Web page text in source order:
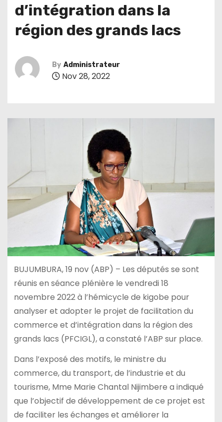
d’intégration dans la
région des grands lacs
By Administrateur
Nov 28, 2022
BUJUMBURA, 19 nov (ABP) – Les députés se sont
réunis en séance plénière le vendredi 18
novembre 2022 à l’hémicycle de kigobe pour
analyser et adopter le projet de facilitation du
commerce et d’intégration dans la région des
grands lacs (PFCIGL), a constaté l’ABP sur place.
Dans l’exposé des motifs, le ministre du
commerce, du transport, de l’industrie et du
tourisme, Mme Marie Chantal Nijimbere a indiqué
que l’objectif de développement de ce projet est
de faciliter les échanges et améliorer la